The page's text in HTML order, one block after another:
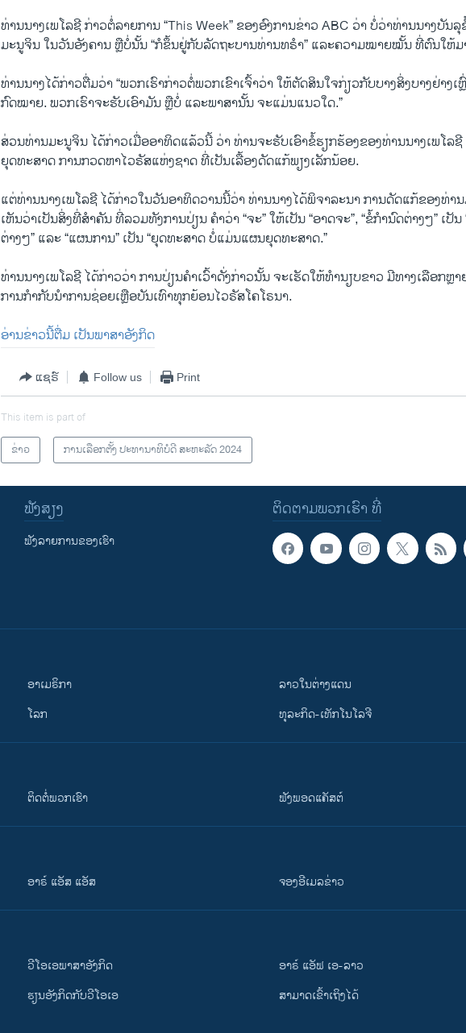
ທ່ານນາງເພໂລຊີ ກ່າວຕໍ່ລາຍການ “This Week” ຂອງອົງການຂ່າວ ABC ວ່າ ບໍ່ວ່າທ່ານນາງບັນ
ມະນູຈິນ ໃນວັນອັງຄານ ຫຼືບໍ່ນັ້ນ “ກໍຂຶ້ນຢູ່ກັບລັດຖະບານທ່ານທຣຳ” ແລະຄວາມໝາຍໝັ້ນ ທີ່ຕົນໃຫ້ມ
ທ່ານນາງໄດ້ກ່າວຕື່ມວ່າ “ພວກເຮົາກ່າວຕໍ່ພວກເຂົາເຈົ້າວ່າ ໃຫ້ຕັດສິນໃຈກ່ຽວກັບບາງສິ່ງບາງຢ່າງເ
ກົດໝາຍ. ພວກເຮົາຈະຮັບເອົາມັນ ຫຼືບໍ່ ແລະພາສານັ້ນ ຈະແມ່ນແນວໃດ.”
ສ່ວນທ່ານມະນູຈິນ ໄດ້ກ່າວເມື່ອອາທິດແລ້ວນີ້ ວ່າ ທ່ານຈະຮັບເອົາຂໍ້ຮຽກຮ້ອງຂອງທ່ານນາງເພໂລ
ຍຸດທະສາດ ການກວດຫາໄວຣັສແຫ່ງຊາດ ທີ່ເປັນເລື້ອງດັດແກ້ພຽງເລັກນ້ອຍ.
ແຕ່ທ່ານນາງເພໂລຊີ ໄດ້ກ່າວໃນວັນອາທິດວານນີ້ວ່າ ທ່ານນາງໄດ້ພິຈາລະນາ ການດັດແກ້ຂອງທ່າ
ເຫັນວ່າເປັນສິ່ງທີ່ສຳຄັນ ທີ່ລວມທັງການປ່ຽນ ຄຳວ່າ “ຈະ” ໃຫ້ເປັນ “ອາດຈະ”, “ຂໍ້ກໍານົດຕ່າງໆ” ເປັ
ຕ່າງໆ” ແລະ “ແຜນການ” ເປັນ “ຍຸດທະສາດ ບໍ່ແມ່ນແຜນຍຸດທະສາດ.”
ທ່ານນາງເພໂລຊີ ໄດ້ກ່າວວ່າ ການປ່ຽນຄຳເວົ້າດັ່ງກ່າວນັ້ນ ຈະເຮັດໃຫ້ທຳນຽບຂາວ ມີທາງເລືອກຫຼາ
ການກຳກັບນຳການຊ່ອຍເຫຼືອບັນເທົາທຸກຍ້ອນໄວຣັສໂຄໂຣນາ.
ອ່ານຂ່າວນີ້ຕື່ມ ເປັນພາສາອັງກິດ
ແຊຣ໌ Follow us Print
This item is part of
ຂ່າວ
ການເລືອກຕັ້ງ ປະທານາທິບໍດີ ສະຫະລັດ 2024
ຕິດຕາມພວກເຮົາ ທີ່
ຟັງສຽງ
ຟັງລາຍການຂອງເຮົາ
ອາເມຣິກາ
ໂລກ
ລາວໃນຕ່າງແດນ
ທຸລະກິດ-ເທັກໂນໂລຈີ
ຕິດຕໍ່ພວກເຮົາ ຟັງພອດແຄັສຕ໌
ອາຣ໌ ແອັສ ແອັສ ຈອງອີເມລຂ່າວ
ວີ​ໂອ​ເອ​ພາ​ສາ​ອັງ​ກິດ
​ຮຽນ​ອັງ​ກິດ​ກັບ​ວີ​ໂອ​ເອ
ອາຣ໌ ແອັຟ ເອ-ລາວ
ສາມາດເຂົ້າເຖິງໄດ້